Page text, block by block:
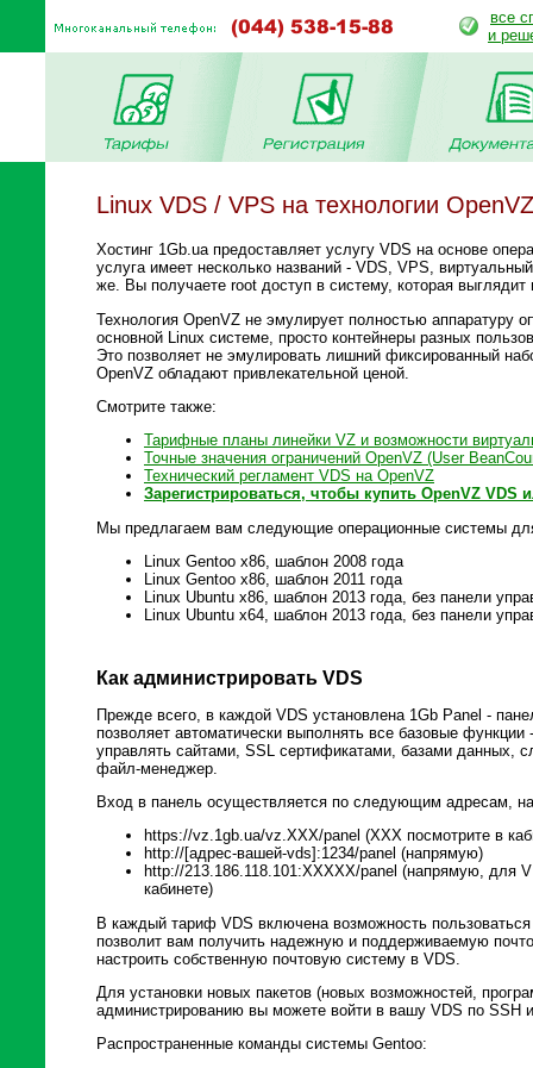
все
и
Linux VDS / VPS на технологии
Хостинг 1Gb.ua предоставляет услугу VDS на основе
услуга имеет несколько названий - VDS, VPS,
же. Вы получаете root доступ в систему, которая
Технология OpenVZ не эмулирует полностью аппаратуру
основной Linux системе, просто контейнеры разных
Это позволяет не эмулировать лишний фиксированный
OpenVZ обладают привлекательной ценой.
Смотрите также:
Тарифные планы линейки VZ и возможности
Точные значения ограничений OpenVZ (User
Технический регламент VDS на OpenVZ
Зарегистрироваться, чтобы купить OpenVZ VDS
Мы предлагаем вам следующие операционные системы
Linux Gentoo x86, шаблон 2008 года
Linux Gentoo x86, шаблон 2011 года
Linux Ubuntu x86, шаблон 2013 года, без панели
Linux Ubuntu x64, шаблон 2013 года, без панели
Как администрировать VDS
Прежде всего, в каждой VDS установлена 1Gb Panel -
позволяет автоматически выполнять все базовые
управлять сайтами, SSL сертификатами, базами данных,
файл-менеджер.
Вход в панель осуществляется по следующим адресам,
https://vz.1gb.ua/vz.XXX/panel (XXX посмотрите в
http://[адрес-вашей-vds]:1234/panel (напрямую)
http://213.186.118.101:XXXXX/panel (напрямую, для
кабинете)
В каждый тариф VDS включена возможность
позволит вам получить надежную и поддерживаемую
настроить собственную почтовую систему в VDS.
Для установки новых пакетов (новых возможностей,
администрированию вы можете войти в вашу VDS по SSH
Распространенные команды системы Gentoo: